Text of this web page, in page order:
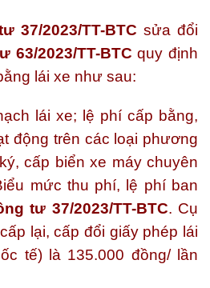
37/2023/TT-BTC sửa đổi
63/2023/TT-BTC quy định
lái xe như sau:
lái xe; lệ phí cấp bằng,
động trên các loại phương
cấp biển xe máy chuyên
mức thu phí, lệ phí ban
tư 37/2023/TT-BTC. Cụ
lại, cấp đổi giấy phép lái
tế) là 135.000 đồng/ lần